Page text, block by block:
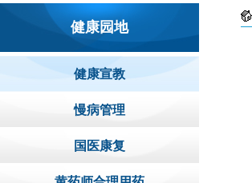
健康园地
健康宣教
慢病管理
国医康复